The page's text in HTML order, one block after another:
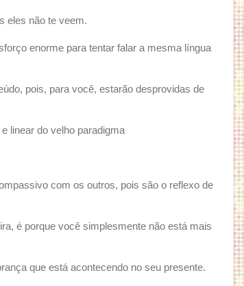
eles não te veem.
enorme para tentar falar a mesma língua
pois, para você, estarão desprovidas de
linear do velho paradigma
com os outros, pois são o reflexo de
é porque você simplesmente não está mais
que está acontecendo no seu presente.